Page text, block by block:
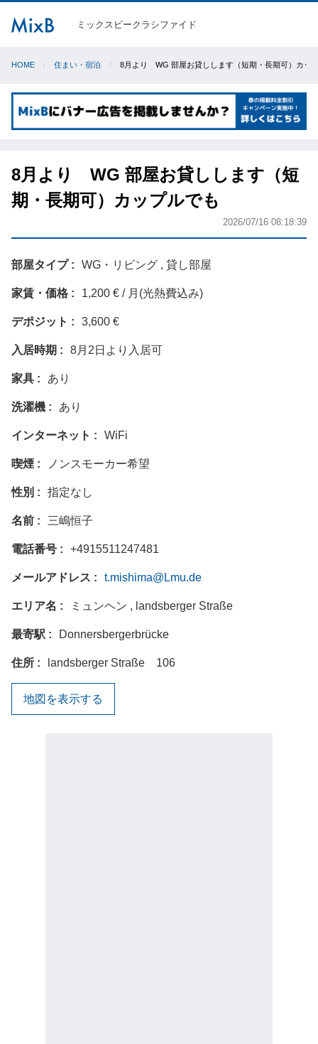
ミックスビークラシファイド
HOME 住まい・宿泊 8月より WG 部屋お貸しします（短期・長期可）カッ
8月より WG 部屋お貸しします（短
期・長期可）カップルでも
2026/07/16 08:18:39
部屋タイプ WG・リビング , 貸し部屋
家賃・価格 1,200 € / 月(光熱費込み)
デポジット 3,600 €
入居時期 8月2日より入居可
家具 あり
洗濯機 あり
インターネット WiFi
喫煙 ノンスモーカー希望
性別 指定なし
名前 三嶋恒子
電話番号 +4915511247481
メールアドレス t.mishima@Lmu.de
エリア名 ミュンヘン , landsberger Straße
最寄駅 Donnersbergerbrücke
住所 landsberger Straße 106
地図を表示する